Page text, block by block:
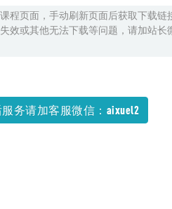
程页面，手动刷新页面后获取下载链
效或其他无法下载等问题，请加站长
务请加客服微信：aixuel2
11-25